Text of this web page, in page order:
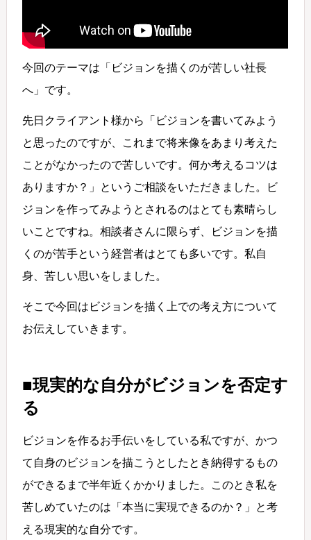
今回のテーマは「ビジョンを描くのが苦しい社長
へ」です。
先日クライアント様から「ビジョンを書いてみよう
と思ったのですが、これまで将来像をあまり考えた
ことがなかったので苦しいです。何か考えるコツは
ありますか？」というご相談をいただきました。ビ
ジョンを作ってみようとされるのはとても素晴らし
いことですね。相談者さんに限らず、ビジョンを描
くのが苦手という経営者はとても多いです。私自
身、苦しい思いをしました。
そこで今回はビジョンを描く上での考え方について
お伝えしていきます。
■現実的な自分がビジョンを否定す
る
ビジョンを作るお手伝いをしている私ですが、かつ
て自身のビジョンを描こうとしたとき納得するもの
ができるまで半年近くかかりました。このとき私を
苦しめていたのは「本当に実現できるのか？」と考
える現実的な自分です。